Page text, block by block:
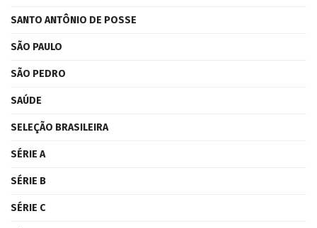
SANTO ANTÔNIO DE POSSE
SÃO PAULO
SÃO PEDRO
SAÚDE
SELEÇÃO BRASILEIRA
SÉRIE A
SÉRIE B
SÉRIE C